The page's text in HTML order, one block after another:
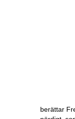
berättar